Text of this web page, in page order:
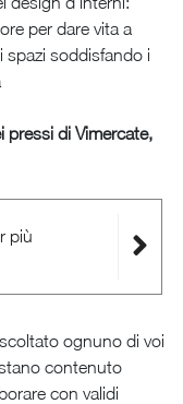
per dare vita a
spazi soddisfando i
pressi di Vimercate,
più
ognuno di voi
contenuto
con validi